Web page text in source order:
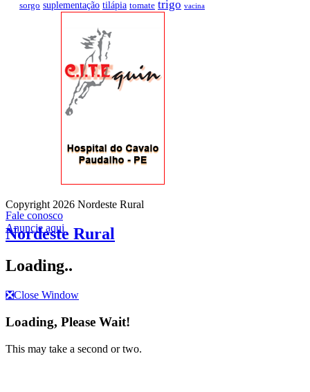
sorgo suplementação tilápia tomate trigo vacina
Fale conosco
Anuncie aqui
Copyright 2026 Nordeste Rural
Nordeste Rural
Loading..
❎Close Window
Loading, Please Wait!
This may take a second or two.